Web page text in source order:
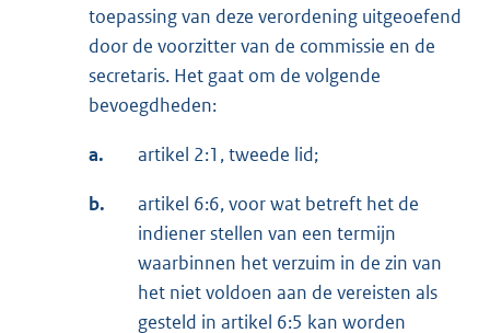
toepassing van deze verordening uitgeoefend
door de voorzitter van de commissie en de
secretaris. Het gaat om de volgende
bevoegdheden:
a. artikel 2:1, tweede lid;
b.
artikel 6:6, voor wat betreft het de
indiener stellen van een termijn
waarbinnen het verzuim in de zin van
het niet voldoen aan de vereisten als
gesteld in artikel 6:5 kan worden